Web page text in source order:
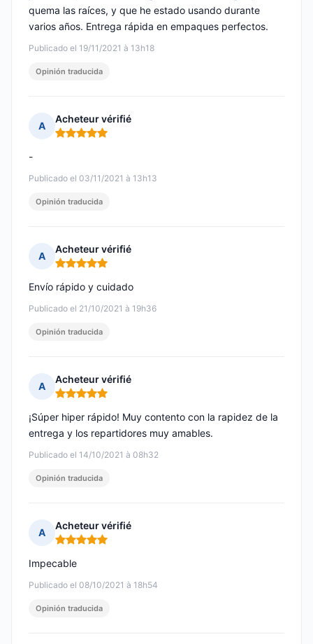
Publicado el 19/11/2021 à 13h18
quema las raíces, y que he estado usando durante
varios años. Entrega rápida en empaques perfectos.
Opinión traducida
A
Acheteur vérifié
Nota: 5 de 5
Publicado el 03/11/2021 à 13h13
-
Opinión traducida
A
Acheteur vérifié
Nota: 5 de 5
Publicado el 21/10/2021 à 19h36
Envío rápido y cuidado
Opinión traducida
A
Acheteur vérifié
Nota: 5 de 5
Publicado el 14/10/2021 à 08h32
¡Súper hiper rápido! Muy contento con la rapidez de la
entrega y los repartidores muy amables.
Opinión traducida
A
Acheteur vérifié
Nota: 5 de 5
Publicado el 08/10/2021 à 18h54
Impecable
Opinión traducida